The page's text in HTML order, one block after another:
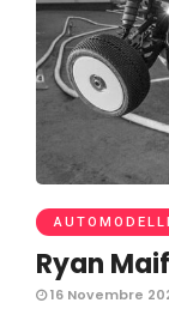
AUTOMODELLI
Ryan
16 Novembre